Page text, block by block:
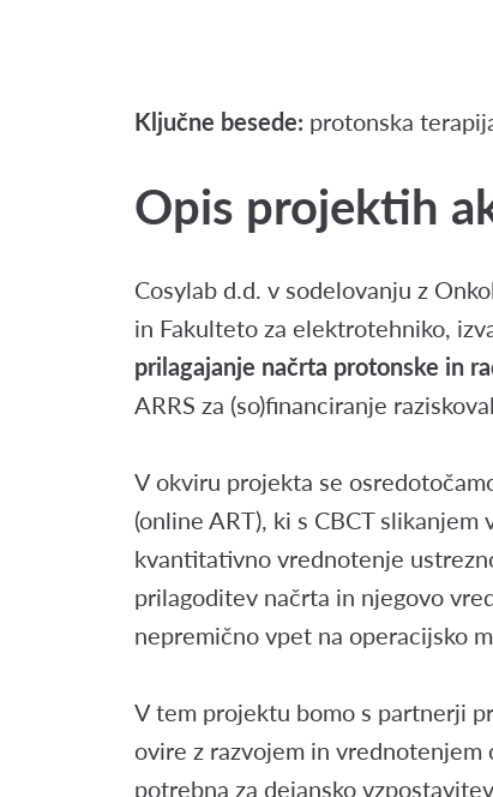
Ključne besede: protonska
Opis projektih
Cosylab d.d. v sodelovanju z
in Fakulteto za elektrotehniko,
prilagajanje načrta protonske in
ARRS za (so)financiranje
V okviru projekta se
(online ART), ki s CBCT
kvantitativno vrednotenje
prilagoditev načrta in njegovo
nepremično vpet na operacijsko
V tem projektu bomo s partnerji
ovire z razvojem in
potrebna za dejansko